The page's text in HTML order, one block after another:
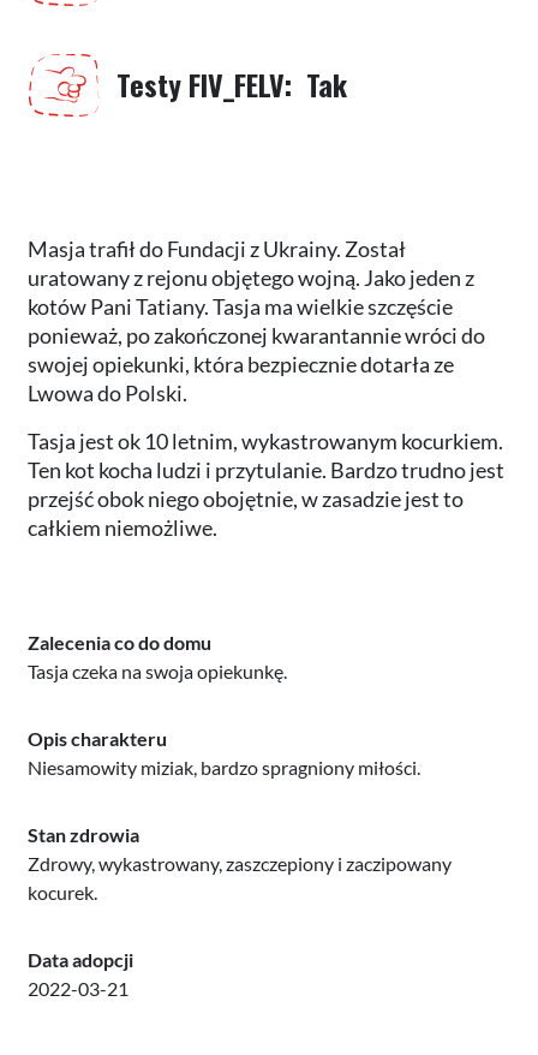
Testy FIV_FELV Tak
Masja trafił do Fundacji z Ukrainy. Został
uratowany z rejonu objętego wojną. Jako jeden z
kotów Pani Tatiany. Tasja ma wielkie szczęście
ponieważ, po zakończonej kwarantannie wróci do
swojej opiekunki, która bezpiecznie dotarła ze
Lwowa do Polski.
Tasja jest ok 10 letnim, wykastrowanym kocurkiem.
Ten kot kocha ludzi i przytulanie. Bardzo trudno jest
przejść obok niego obojętnie, w zasadzie jest to
całkiem niemożliwe.
Zalecenia co do domu
Tasja czeka na swoja opiekunkę.
Opis charakteru
Niesamowity miziak, bardzo spragniony miłości.
Stan zdrowia
Zdrowy, wykastrowany, zaszczepiony i zaczipowany
kocurek.
Data adopcji
2022-03-21